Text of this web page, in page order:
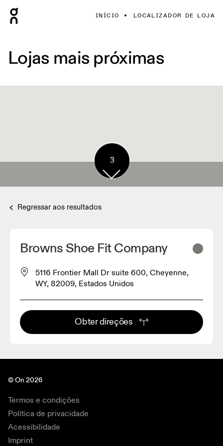
INÍCIO LOCALIZADOR DE LOJA
Lojas mais próximas
3
Regressar aos resultados
Browns Shoe Fit Company
5116 Frontier Mall Dr suite 600, Cheyenne,
WY, 82009, Estados Unidos
Obter direções
© On 2026
Termos e condições
Política de privacidade
Acessibilidade
Imprint